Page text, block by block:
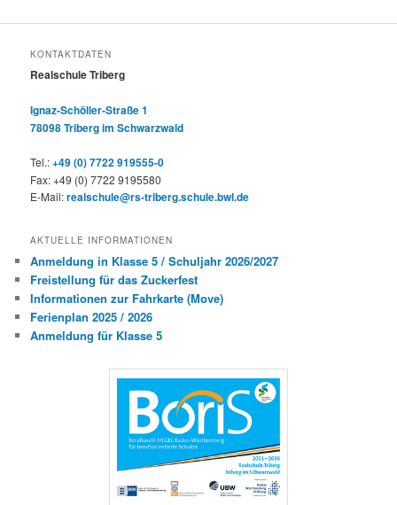
KONTAKTDATEN
Realschule Triberg
Ignaz-Schöller-Straße 1
78098 Triberg im Schwarzwald
Tel.:+49 (0) 7722 919555-0
Fax: +49 (0) 7722 9195580
E-Mail:realschule@rs-triberg.schule.bwl.de
AKTUELLE INFORMATIONEN
Anmeldung in Klasse 5 / Schuljahr 2026/2027
Freistellung für das Zuckerfest
Informationen zur Fahrkarte (Move)
Ferienplan 2025 / 2026
Anmeldung für Klasse 5